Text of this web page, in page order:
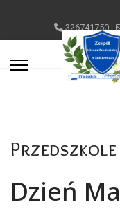
326741750
Przedszkole
Dzień